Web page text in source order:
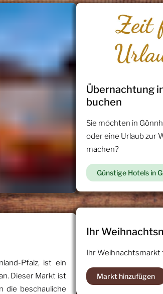
Pfalz, ist ein
Dieser Markt ist
die beschauliche
Übernachtung
buchen
Sie möchten in
oder eine Urlaub zur
machen?
Günstige Hotels in
Ihr
Ihr Weihnachtsmarkt
Markt hinzufügen